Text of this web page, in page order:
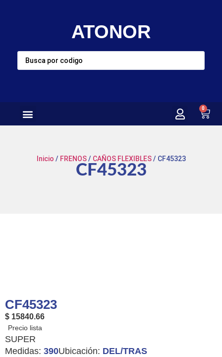
ATONOR
0
Inicio / FRENOS/ CAÑOS FLEXIBLES/ CF45323
CF45323
CF45323
$ 15840.66
SUPER
Medidas: 390Ubicación: DEL/TRAS